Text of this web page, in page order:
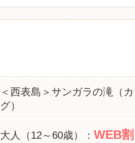
＜西表島＞サンガラの滝（
グ）
大人（12～60歳）： WEB